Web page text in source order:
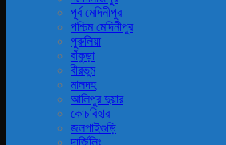
পূর্ব মেদিনীপুর
পশ্চিম মেদিনীপুর
পুরুলিয়া
বাঁকুড়া
বীরভুম
মালদহ
আলিপুর দুয়ার
কোচবিহার
জলপাইগুড়ি
দার্জিলিং